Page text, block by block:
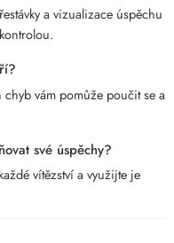
a vizualizace úspěchu
vám pomůže poučit se a
své úspěchy?
vítězství a využijte je